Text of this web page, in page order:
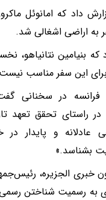
داد که امانوئل
به اراضی اشغالی شد.
که بنیامین نتانیاهو،
این سفر مناسب
فرانسه در سخنانی
در راستای تحقق تعهد
و پایدار در
بشناسد.»
خبری الجزیره،
به رسمیت شناختن